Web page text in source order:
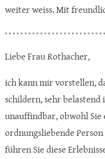
weiter weiss. Mit
Liebe Frau Rothacher,
ich kann mir vorstellen,
schildern, sehr belastend
unauffindbar, obwohl Sie
ordnungsliebende
führen Sie diese